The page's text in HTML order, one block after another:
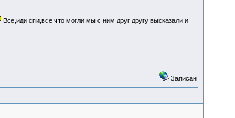
Все,иди спи,все что могли,мы с ним друг другу высказали и
Записан